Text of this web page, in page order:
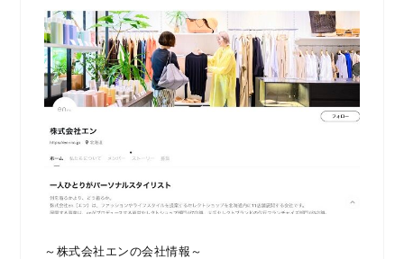
～株式会社エンの会社情報～